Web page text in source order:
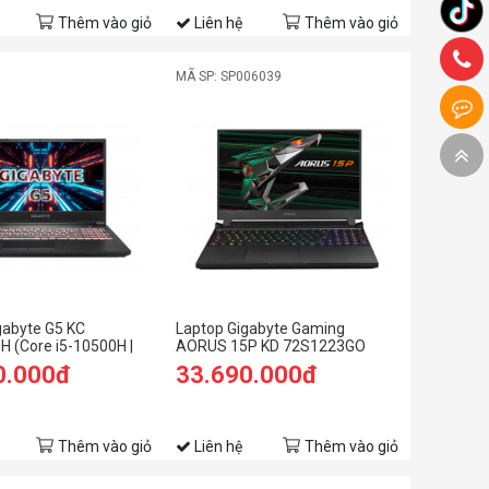
Thêm vào giỏ Liên hệ Thêm vào giỏ
G5 KC
(Core i5-10500H |
| RTX 3060 6GB |
| Win 10 | Đen)
Thêm vào giỏ
MÃ SP: SP006039
Laptop Gigabyte Gaming
AORUS 15P KD 72S1223GO
(Core i7 11800H/ 16Gb/ 512Gb
SSD/ 15.6" FHD - 240Hz/RTX
33.690.000đ
Liên hệ Thêm vào giỏ